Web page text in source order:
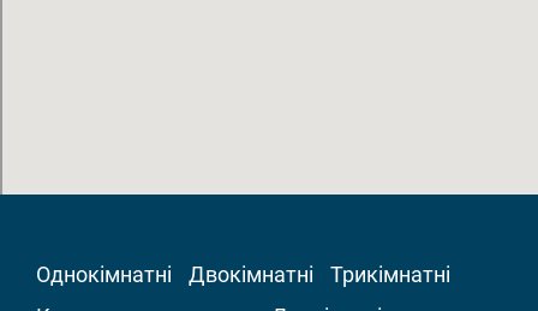
Однокімнатні Двокімнатні
Трикімнатні